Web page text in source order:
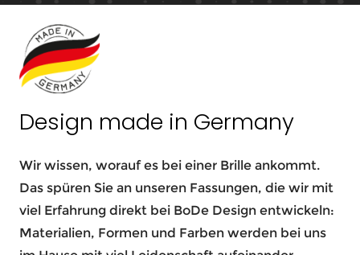
Design made in Germany
Wir wissen, worauf es bei einer Brille ankommt.
Das spüren Sie an unseren Fassungen, die wir mit
viel Erfahrung direkt bei BoDe Design entwickeln:
Materialien, Formen und Farben werden bei uns